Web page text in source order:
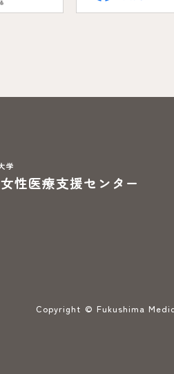
学
性医療支援センター
Copyright © Fukushima